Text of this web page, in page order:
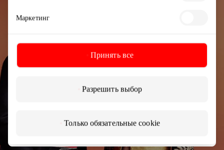
Маркетинг
Принять все
Разрешить выбор
Только обязательные cookie
мероприятиях и самой свежей информации от
торгового центра AKROPOLIS.